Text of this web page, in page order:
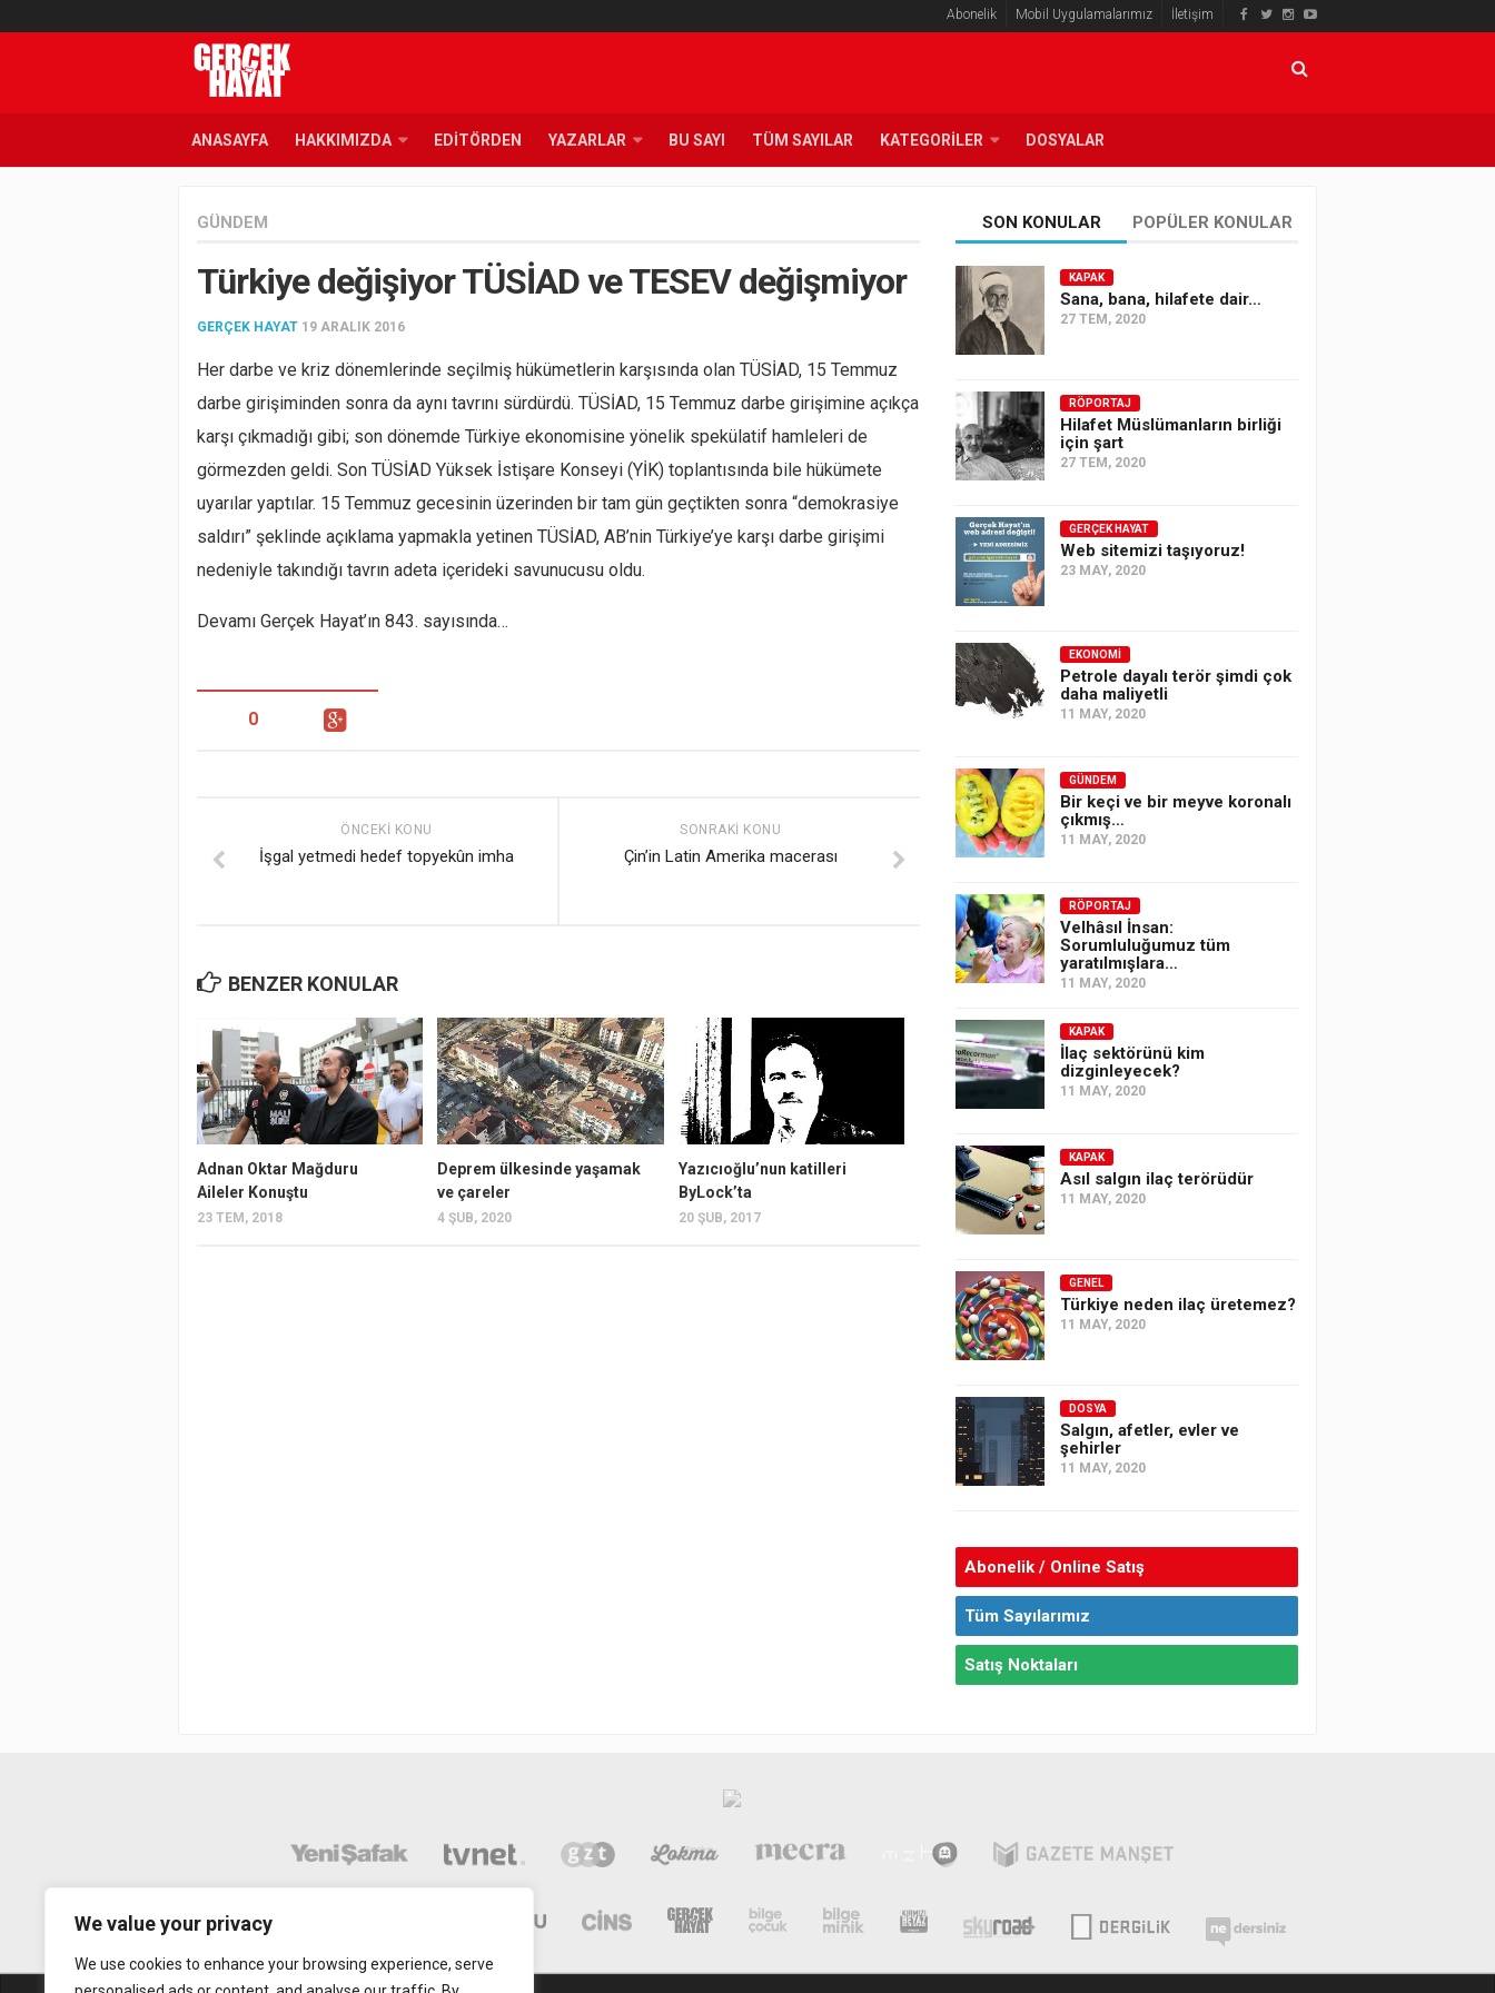
We value your privacy
We use cookies to enhance your browsing experience, serve
Abonelik Mobil Uygulamalarımız İletişim
ANASAYFA HAKKIMIZDA EDITÖRDEN YAZARLAR BU SAYI TÜM SAYILAR KATEGORILER DOSYALAR
GÜNDEM
Türkiye değişiyor TÜSİAD ve TESEV değişmiyor
GERÇEK HAYAT 19 ARALIK 2016
Her darbe ve kriz dönemlerinde seçilmiş hükümetlerin karşısında olan TÜSİAD, 15 Temmuz
darbe girişiminden sonra da aynı tavrını sürdürdü. TÜSİAD, 15 Temmuz darbe girişimine açıkça
karşı çıkmadığı gibi; son dönemde Türkiye ekonomisine yönelik spekülatif hamleleri de
görmezden geldi. Son TÜSİAD Yüksek İstişare Konseyi (YİK) toplantısında bile hükümete
uyarılar yaptılar. 15 Temmuz gecesinin üzerinden bir tam gün geçtikten sonra “demokrasiye
saldırı” şeklinde açıklama yapmakla yetinen TÜSİAD, AB’nin Türkiye’ye karşı darbe girişimi
nedeniyle takındığı tavrın adeta içerideki savunucusu oldu.
Devamı Gerçek Hayat’ın 843. sayısında…
0
SONRAKI KONU
Çin’in Latin Amerika macerası
ÖNCEKI KONU
İşgal yetmedi hedef topyekûn imha
BENZER KONULAR
Adnan Oktar Mağduru
Aileler Konuştu
23 TEM, 2018
Deprem ülkesinde yaşamak
ve çareler
4 ŞUB, 2020
Yazıcıoğlu’nun katilleri
ByLock’ta
20 ŞUB, 2017
SON KONULAR POPÜLER KONULAR
KAPAK
Sana, bana, hilafete dair…
27 TEM, 2020
RÖPORTAJ
Hilafet Müslümanların birliği
için şart
27 TEM, 2020
GERÇEK HAYAT
Web sitemizi taşıyoruz!
23 MAY, 2020
EKONOMI
Petrole dayalı terör şimdi çok
daha maliyetli
11 MAY, 2020
GÜNDEM
Bir keçi ve bir meyve koronalı
çıkmış…
11 MAY, 2020
RÖPORTAJ
Velhâsıl İnsan:
Sorumluluğumuz tüm
yaratılmışlara…
11 MAY, 2020
KAPAK
İlaç sektörünü kim
dizginleyecek?
11 MAY, 2020
KAPAK
Asıl salgın ilaç terörüdür
11 MAY, 2020
GENEL
Türkiye neden ilaç üretemez?
11 MAY, 2020
DOSYA
Salgın, afetler, evler ve
şehirler
11 MAY, 2020
Abonelik / Online Satış
Tüm Sayılarımız
Satış Noktaları